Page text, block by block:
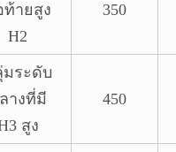
ท้ายสูง
H2
350
มระดับ
างที่มี
สูง
450